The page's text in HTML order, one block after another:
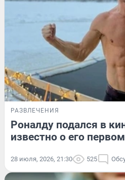
РАЗВЛЕЧЕНИЯ
Роналду подался в
известно о его
28 июля, 2026, 21:30 525